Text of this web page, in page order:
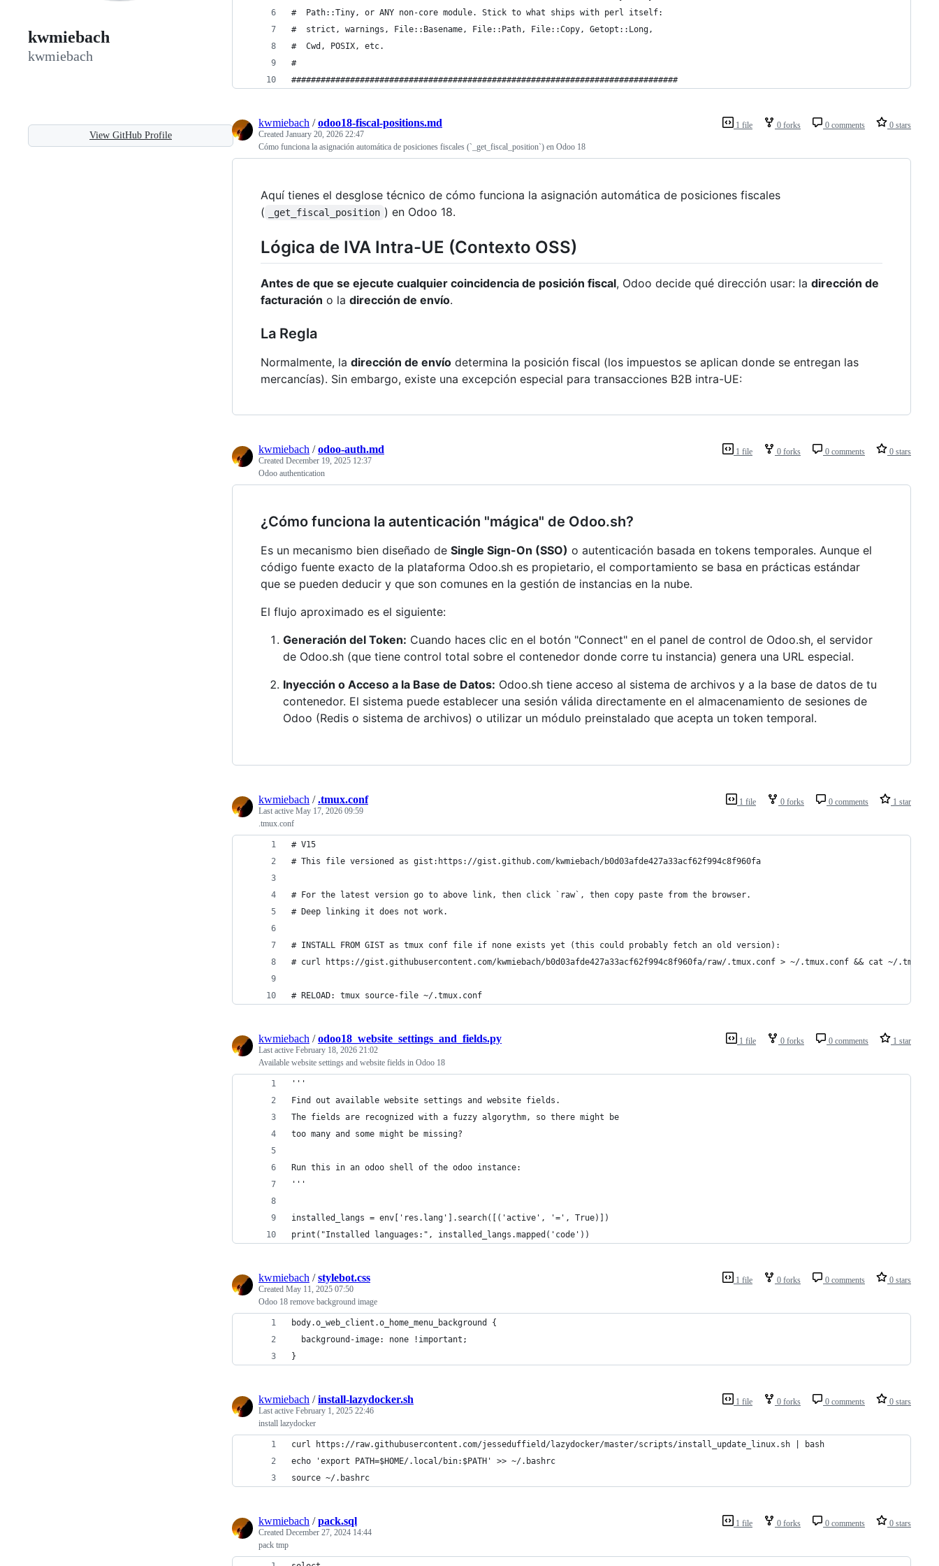
kwmiebach
kwmiebach
View GitHub Profile
#  Path::Tiny, or ANY non-core module. Stick to what ships with perl itself:
#  strict, warnings, File::Basename, File::Path, File::Copy, Getopt::Long,
#  Cwd, POSIX, etc.
#
###############################################################################
1 file 0 forks 0 comments 0 stars
kwmiebach /odoo18-fiscal-positions.md
Created January 20, 2026 22:47
Cómo funciona la asignación automática de posiciones fiscales (`_get_fiscal_position`) en Odoo 18
Aquí tienes el desglose técnico de cómo funciona la asignación automática de posiciones fiscales
(
_get_fiscal_position ) en Odoo 18.
Lógica de IVA Intra-UE (Contexto OSS)
Antes de que se ejecute cualquier coincidencia de posición fiscal, Odoo decide qué dirección usar: la dirección de
facturación o la dirección de envío.
La Regla
Normalmente, la dirección de envío determina la posición fiscal (los impuestos se aplican donde se entregan las
mercancías). Sin embargo, existe una excepción especial para transacciones B2B intra-UE:
1 file 0 forks 0 comments 0 stars
kwmiebach /odoo-auth.md
Created December 19, 2025 12:37
Odoo authentication
¿Cómo funciona la autenticación "mágica" de Odoo.sh?
Es un mecanismo bien diseñado de Single Sign-On (SSO) o autenticación basada en tokens temporales. Aunque el
código fuente exacto de la plataforma Odoo.sh es propietario, el comportamiento se basa en prácticas estándar
que se pueden deducir y que son comunes en la gestión de instancias en la nube.
El flujo aproximado es el siguiente:
Generación del Token: Cuando haces clic en el botón "Connect" en el panel de control de Odoo.sh, el servidor
de Odoo.sh (que tiene control total sobre el contenedor donde corre tu instancia) genera una URL especial.
Inyección o Acceso a la Base de Datos: Odoo.sh tiene acceso al sistema de archivos y a la base de datos de tu
contenedor. El sistema puede establecer una sesión válida directamente en el almacenamiento de sesiones de
Odoo (Redis o sistema de archivos) o utilizar un módulo preinstalado que acepta un token temporal.
1 file 0 forks 0 comments 1 star
kwmiebach /.tmux.conf
Last active May 17, 2026 09:59
.tmux.conf
# V15
# This file versioned as gist:https://gist.github.com/kwmiebach/b0d03afde427a33acf62f994c8f960fa
# For the latest version go to above link, then click `raw`, then copy paste from the browser.
# Deep linking it does not work.
# INSTALL FROM GIST as tmux conf file if none exists yet (this could probably fetch an old version):
# curl https://gist.githubusercontent.com/kwmiebach/b0d03afde427a33acf62f994c8f960fa/raw/.tmux.conf > ~/.tmux.conf && cat ~/
# RELOAD: tmux source-file ~/.tmux.conf
1 file 0 forks 0 comments 1 star
kwmiebach /odoo18_website_settings_and_fields.py
Last active February 18, 2026 21:02
Available website settings and website fields in Odoo 18
'''
Find out available website settings and website fields.
The fields are recognized with a fuzzy algorythm, so there might be
too many and some might be missing?
Run this in an odoo shell of the odoo instance:
'''
installed_langs = env['res.lang'].search([('active', '=', True)])
print("Installed languages:", installed_langs.mapped('code'))
1 file 0 forks 0 comments 0 stars
kwmiebach /stylebot.css
Created May 11, 2025 07:50
Odoo 18 remove background image
body.o_web_client.o_home_menu_background {
  background-image: none !important;
}
1 file 0 forks 0 comments 0 stars
kwmiebach /install-lazydocker.sh
Last active February 1, 2025 22:46
install lazydocker
curl https://raw.githubusercontent.com/jesseduffield/lazydocker/master/scripts/install_update_linux.sh | bash
echo 'export PATH=$HOME/.local/bin:$PATH' >> ~/.bashrc
source ~/.bashrc
1 file 0 forks 0 comments 0 stars
kwmiebach /pack.sql
Created December 27, 2024 14:44
pack tmp